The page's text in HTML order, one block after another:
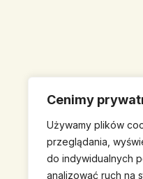
Cenimy
Używamy plików
przeglądania,
do indywidualnych
analizować ruch na